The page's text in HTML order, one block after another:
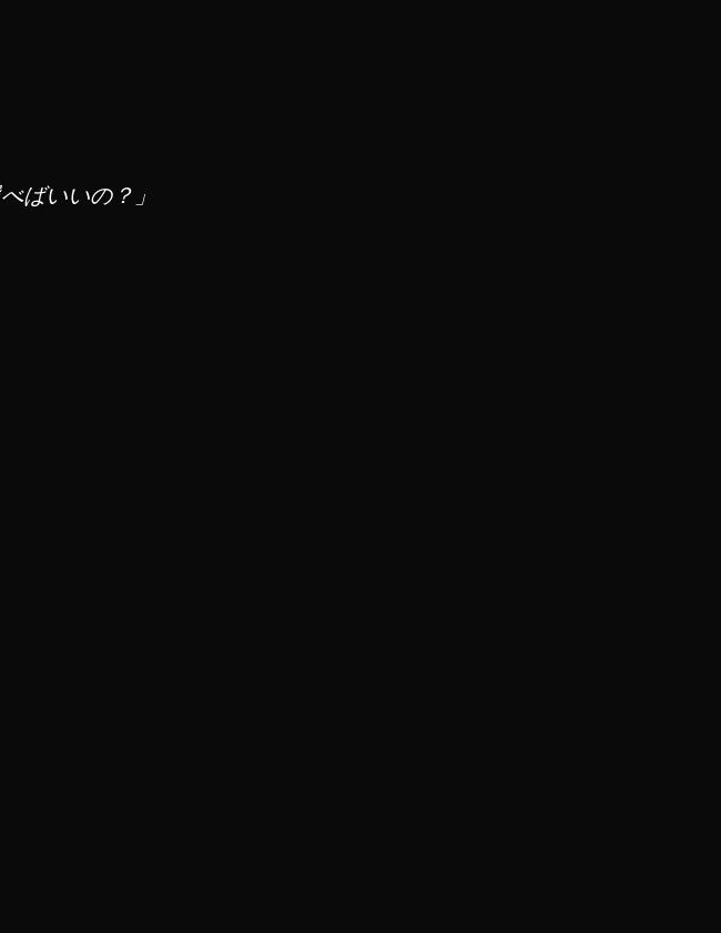
ばいいの？」